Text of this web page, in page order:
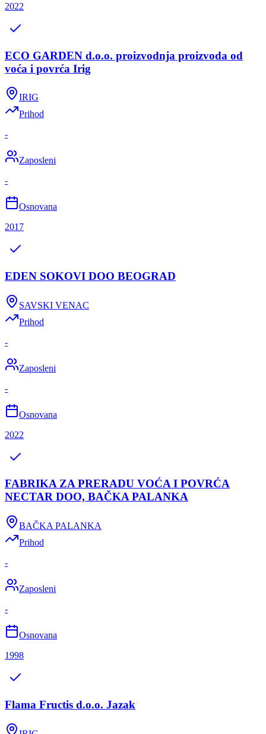
2022
ECO GARDEN d.o.o. proizvodnja proizvoda od
voća i povrća Irig
IRIG
Prihod
-
Zaposleni
-
Osnovana
2017
EDEN SOKOVI DOO BEOGRAD
SAVSKI VENAC
Prihod
-
Zaposleni
-
Osnovana
2022
FABRIKA ZA PRERADU VOĆA I POVRĆA
NECTAR DOO, BAČKA PALANKA
BAČKA PALANKA
Prihod
-
Zaposleni
-
Osnovana
1998
Flama Fructis d.o.o. Jazak